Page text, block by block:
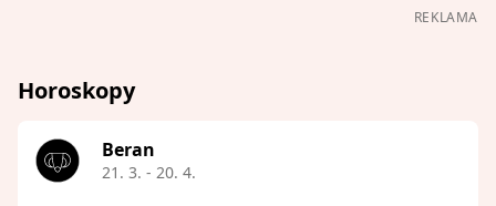
REKLAMA
Horoskopy
Beran
21. 3. - 20. 4.